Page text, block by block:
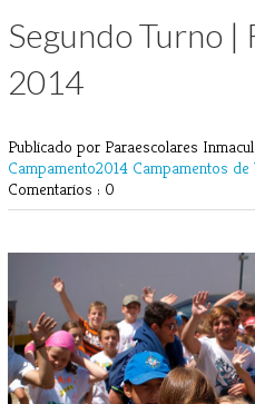
Segundo Turno |
2014
Publicado por Paraescolares
Campamento2014 Campamentos de
Comentarios : 0